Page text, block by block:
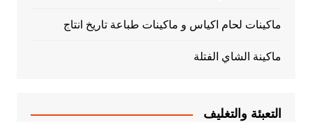
ماكينات لحام اكياس و ماكينات طباعة تاريخ انتاج
ماكينة الشاي الفتلة
التعبئة والتغليف